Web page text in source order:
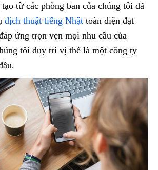
từ các phòng ban của chúng tôi đã
dịch thuật tiếng Nhật toàn diện đạt
ứng trọn vẹn mọi nhu cầu của
tôi duy trì vị thế là một công ty